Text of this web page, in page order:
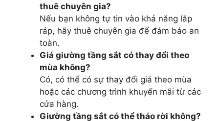
thuê chuyên gia?
Nếu bạn không tự tin vào khả năng lắp
ráp, hãy thuê chuyên gia để đảm bảo an
toàn.
Giá giường tầng sắt có thay đổi theo
mùa không?
Có, có thể có sự thay đổi giá theo mùa
hoặc các chương trình khuyến mãi từ các
cửa hàng.
Giường tầng sắt có thể tháo rời không?